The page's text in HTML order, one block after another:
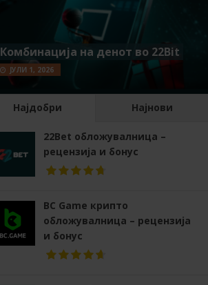
Комбинација на денот во 22Bit
ЈУЛИ 1, 2026
Најдобри Најнови
22Bet обложувалница –
рецензија и бонус
BC Game крипто
обложувалница – рецензија
и бонус